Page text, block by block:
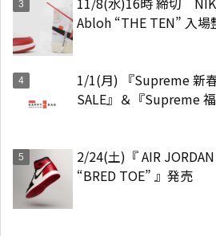
Abloh “THE TEN” 入場
1/1(月) 『Supreme 新
SALE』＆『Supreme
2/24(土)『 AIR
“BRED TOE” 』発売